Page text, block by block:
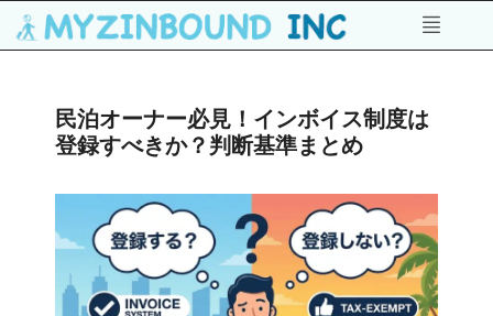
民泊オーナー必見！インボイス制度は
登録すべきか？判断基準まとめ